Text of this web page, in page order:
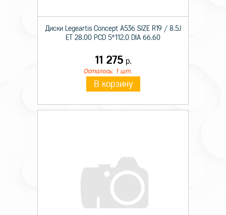
Диски Legeartis Concept A536 SIZE R19 / 8.5J
ET 28.00 PCD 5*112.0 DIA 66.60
11 275р.
Осталось: 1 шт.
В корзину